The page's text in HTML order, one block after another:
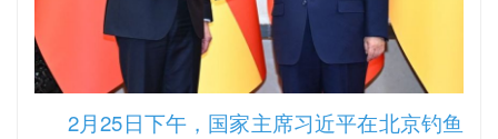
2月25日下午，国家主席习近平在北京钓鱼